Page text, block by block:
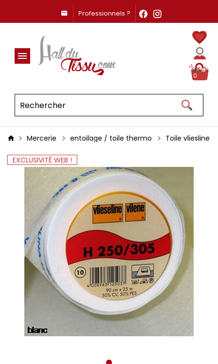
Professionnels ?
0
Mercerie entoilage / toile thermo Toile vliesline
EXCLUSIVITÉ WEB !